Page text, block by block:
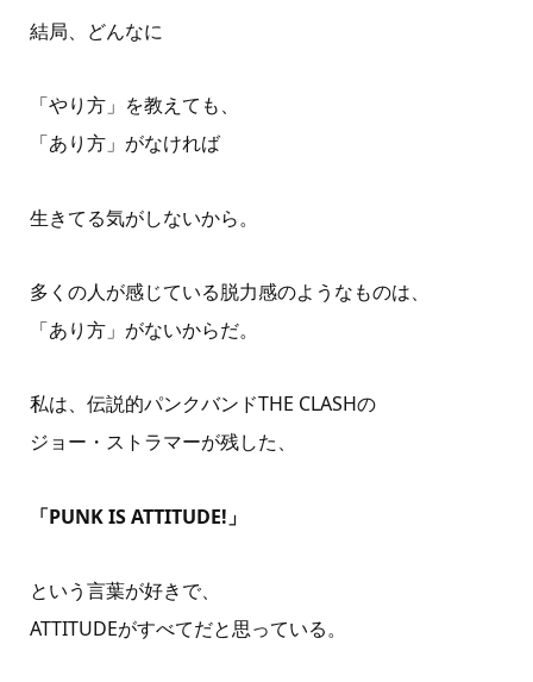
結局、どんなに
「やり方」を教えても、
「あり方」がなければ
生きてる気がしないから。
多くの人が感じている脱力感のようなものは、
「あり方」がないからだ。
私は、伝説的パンクバンドTHE CLASHの
ジョー・ストラマーが残した、
「PUNK IS ATTITUDE!」
という言葉が好きで、
ATTITUDEがすべてだと思っている。